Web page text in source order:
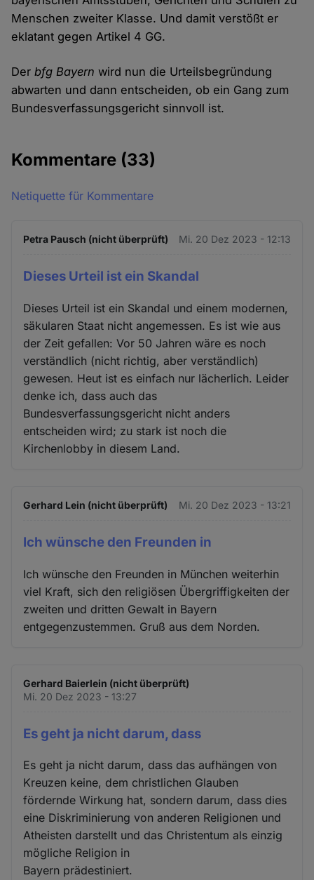
Menschen zweiter Klasse. Und damit verstößt er
eklatant gegen Artikel 4 GG.
Der bfg Bayern wird nun die Urteilsbegründung
abwarten und dann entscheiden, ob ein Gang zum
Bundesverfassungsgericht sinnvoll ist.
Kommentare (33)
Netiquette für Kommentare
Petra Pausch (nicht überprüft) Mi. 20 Dez 2023 - 12:13
Dieses Urteil ist ein Skandal
Dieses Urteil ist ein Skandal und einem modernen,
säkularen Staat nicht angemessen. Es ist wie aus
der Zeit gefallen: Vor 50 Jahren wäre es noch
verständlich (nicht richtig, aber verständlich)
gewesen. Heut ist es einfach nur lächerlich. Leider
denke ich, dass auch das
Bundesverfassungsgericht nicht anders
entscheiden wird; zu stark ist noch die
Kirchenlobby in diesem Land.
Gerhard Lein (nicht überprüft) Mi. 20 Dez 2023 - 13:21
Ich wünsche den Freunden in
Ich wünsche den Freunden in München weiterhin
viel Kraft, sich den religiösen Übergriffigkeiten der
zweiten und dritten Gewalt in Bayern
entgegenzustemmen. Gruß aus dem Norden.
Gerhard Baierlein (nicht überprüft)
Mi. 20 Dez 2023 - 13:27
Es geht ja nicht darum, dass
Es geht ja nicht darum, dass das aufhängen von
Kreuzen keine, dem christlichen Glauben
fördernde Wirkung hat, sondern darum, dass dies
eine Diskriminierung von anderen Religionen und
Atheisten darstellt und das Christentum als einzig
mögliche Religion in
Bayern prädestiniert.